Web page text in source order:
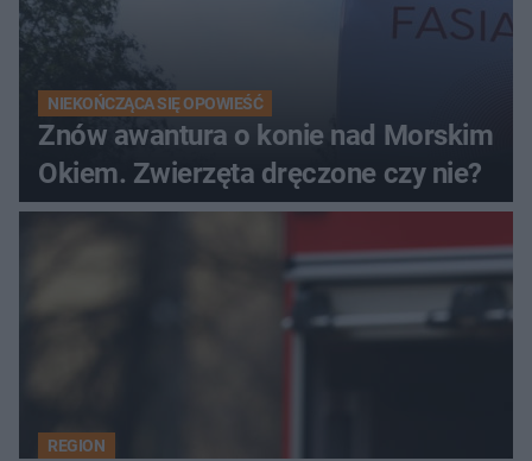
NIEKOŃCZĄCA SIĘ OPOWIEŚĆ
Znów awantura o konie nad Morskim
Okiem. Zwierzęta dręczone czy nie?
REGION